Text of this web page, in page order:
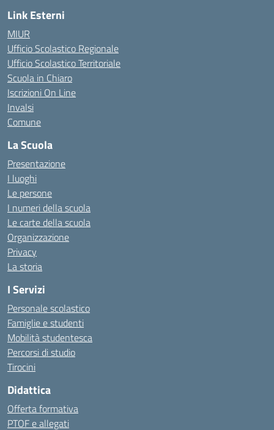
Link Esterni
MIUR
Ufficio Scolastico Regionale
Ufficio Scolastico Territoriale
Scuola in Chiaro
Iscrizioni On Line
Invalsi
Comune
La Scuola
Presentazione
I luoghi
Le persone
I numeri della scuola
Le carte della scuola
Organizzazione
Privacy
La storia
I Servizi
Personale scolastico
Famiglie e studenti
Mobilità studentesca
Percorsi di studio
Tirocini
Didattica
Offerta formativa
PTOF e allegati